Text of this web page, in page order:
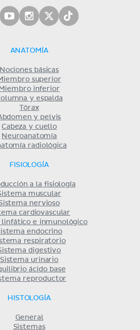
ANATOMÍA
Nociones básicas
superior
Miembro inferior
y espalda
Tórax
y pelvis
Cabeza y cuello
Neuroanatomía
radiológica
FISIOLOGÍA
a la fisiología
muscular
nervioso
cardiovascular
linfático e inmunológico
endocrino
respiratorio
digestivo
Sistema urinario
ácido base
reproductor
HISTOLOGÍA
General
Sistemas